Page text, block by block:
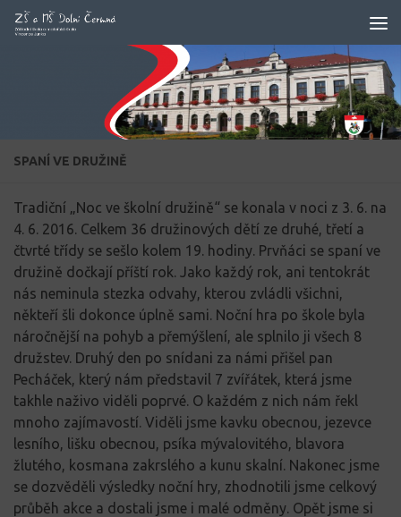
Skip to content
SPANÍ VE DRUŽINĚ
Tradiční „Noc ve školní družině“ se konala v noci z 3. 6. na
4. 6. 2016. Celkem 36 družinových dětí ze druhé, třetí a
čtvrté třídy se sešlo kolem 19. hodiny. Prvňáci se spaní ve
družině dočkají příští rok. Jako každý rok, ani tentokrát
nás neminula stezka odvahy, kterou zvládli všichni,
někteří šli dokonce úplně sami. Noční hra po škole byla
náročnější na pohyb a přemýšlení, ale splnilo ji všech 8
družstev. Druhý den po snídani za námi přišel pan
Pecháček, který nám představil 7 zvířátek, která jsme
takhle naživo viděli poprvé. O každém z nich nám řekl
mnoho zajímavostí. Viděli jsme kavku obecnou, jezevce
lesního, lišku obecnou, psíka mývalovitého, blavora
žlutého, kosmana zakrslého a kunu skalní. Nakonec jsme
se dozvěděli výsledky noční hry, zhodnotili jsme celkový
průběh akce a dostali jsme i malé odměny. Opět jsme si